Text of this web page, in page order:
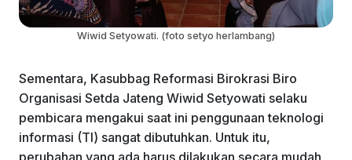
Wiwid Setyowati. (foto setyo herlambang)
Sementara, Kasubbag Reformasi Birokrasi Biro
Organisasi Setda Jateng Wiwid Setyowati selaku
pembicara mengakui saat ini penggunaan teknologi
informasi (TI) sangat dibutuhkan. Untuk itu,
perubahan yang ada harus dilakukan secara mudah